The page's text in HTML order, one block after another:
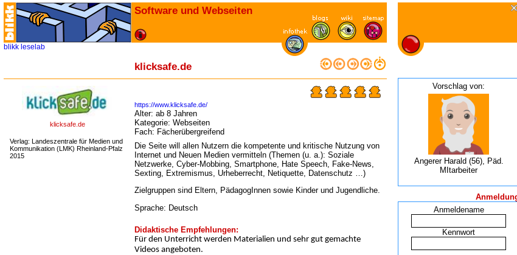
Software und Webseiten
blikk leselab
klicksafe.de
klicksafe.de
Verlag: Landeszentrale für Medien und
Kommunikation (LMK) Rheinland-Pfalz
2015
https://www.klicksafe.de/
Alter: ab 8 Jahren
Kategorie: Webseiten
Fach: Fächerübergreifend
Die Seite will allen Nutzern die kompetente und kritische Nutzung von
Internet und Neuen Medien vermitteln (Themen (u. a.): Soziale
Netzwerke, Cyber-Mobbing, Smartphone, Hate Speech, Fake-News,
Sexting, Extremismus, Urheberrecht, Netiquette, Datenschutz …)
Zielgruppen sind Eltern, PädagogInnen sowie Kinder und Jugendliche.
Sprache: Deutsch
Didaktische Empfehlungen:
Für den Unterricht werden Materialien und sehr gut gemachte
Videos angeboten.
Vorschlag von:
Angerer Harald (56), Päd.
MItarbeiter
Anmeldename
Kennwort